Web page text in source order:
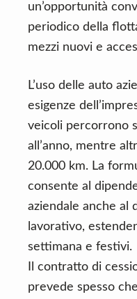
un’opportunità
periodico della
mezzi nuovi e
L’uso delle auto
esigenze
veicoli percorrono
all’anno, mentre
20.000 km. La
consente al
aziendale anche al
lavorativo,
settimana e festivi.
Il contratto di
prevede spesso